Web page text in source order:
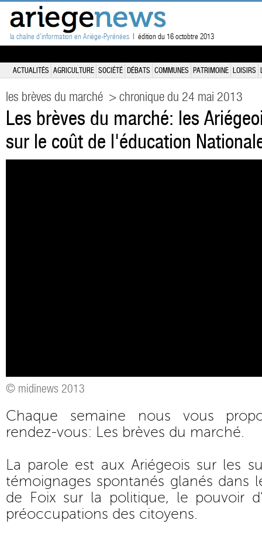
la chaîne d'information en Ariège-Pyrénées | édition du 16 octobtre 2013
ACTUALITÉS AGRICULTURE SOCIÉTÉ DÉBATS COMMUNES PATRIMOINE LOISIRS
les brèves du marché > chronique du 24 mai 2013
Les brèves du marché: les
sur le coût de l'éducation
© midinews 2013
Chaque semaine nous vous
rendez-vous: Les brèves du marché.
La parole est aux Ariégeois sur les
témoignages spontanés glanés dans
de Foix sur la politique, le pouvoir
préoccupations des citoyens.